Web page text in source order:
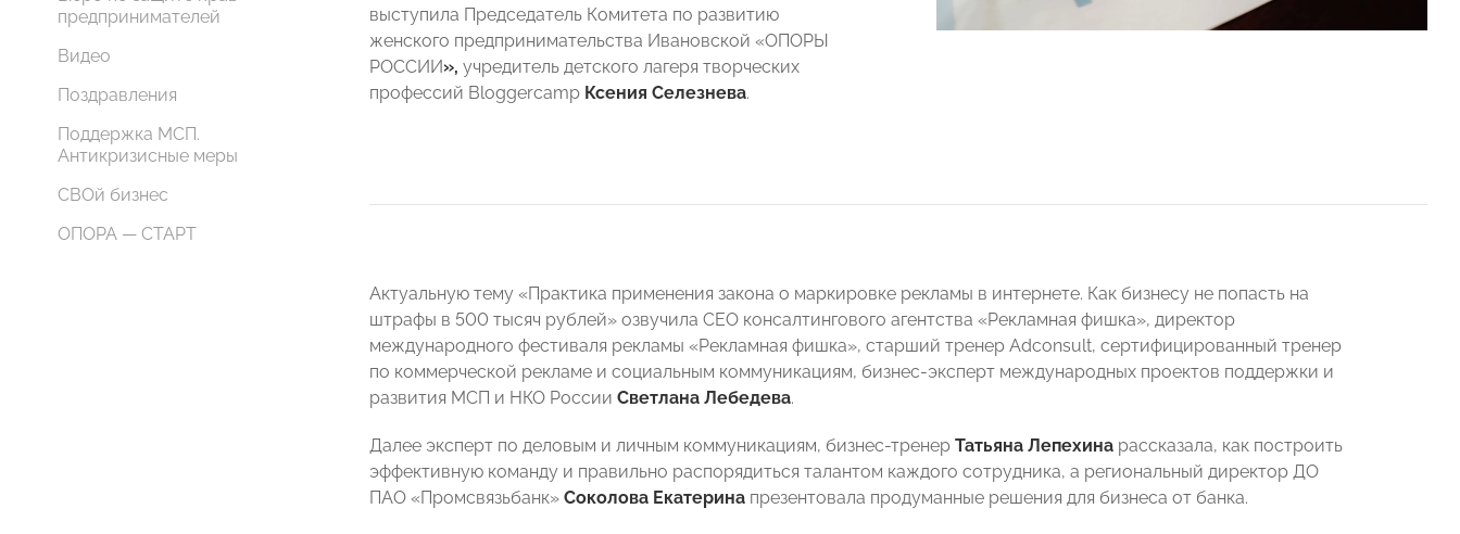
предпринимателей
Видео
Поздравления
Поддержка МСП.
Антикризисные меры
СВОй бизнес
ОПОРА — СТАРТ
выступила Председатель Комитета по развитию
женского предпринимательства Ивановской «ОПОРЫ
РОССИИ», учредитель детского лагеря творческих
профессий Bloggercamp Ксения Селезнева.
Актуальную тему «Практика применения закона о маркировке рекламы в интернете. Как бизнесу не попасть на
штрафы в 500 тысяч рублей» озвучила СEO консалтингового агентства «Рекламная фишка», директор
международного фестиваля рекламы «Рекламная фишка», старший тренер Adconsult, сертифицированный тренер
по коммерческой рекламе и социальным коммуникациям, бизнес-эксперт международных проектов поддержки и
развития МСП и НКО России Светлана Лебедева.
Далее эксперт по деловым и личным коммуникациям, бизнес-тренер Татьяна Лепехина рассказала, как построить
эффективную команду и правильно распорядиться талантом каждого сотрудника, а региональный директор ДО
ПАО «Промсвязьбанк» Соколова Екатерина презентовала продуманные решения для бизнеса от банка.